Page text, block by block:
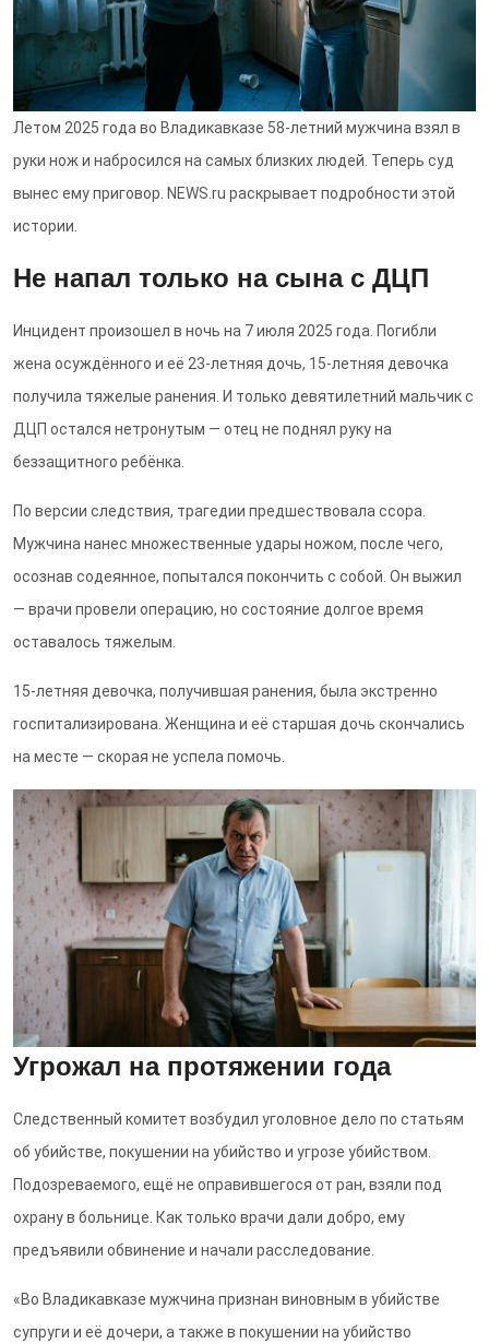
Летом 2025 года во Владикавказе 58-летний мужчина взял в
руки нож и набросился на самых близких людей. Теперь суд
вынес ему приговор. NEWS.ru раскрывает подробности этой
истории.
Не напал только на сына с ДЦП
Инцидент произошел в ночь на 7 июля 2025 года. Погибли
жена осуждённого и её 23-летняя дочь, 15-летняя девочка
получила тяжелые ранения. И только девятилетний мальчик с
ДЦП остался нетронутым — отец не поднял руку на
беззащитного ребёнка.
По версии следствия, трагедии предшествовала ссора.
Мужчина нанес множественные удары ножом, после чего,
осознав содеянное, попытался покончить с собой. Он выжил
— врачи провели операцию, но состояние долгое время
оставалось тяжелым.
15-летняя девочка, получившая ранения, была экстренно
госпитализирована. Женщина и её старшая дочь скончались
на месте — скорая не успела помочь.
Угрожал на протяжении года
Следственный комитет возбудил уголовное дело по статьям
об убийстве, покушении на убийство и угрозе убийством.
Подозреваемого, ещё не оправившегося от ран, взяли под
охрану в больнице. Как только врачи дали добро, ему
предъявили обвинение и начали расследование.
«Во Владикавказе мужчина признан виновным в убийстве
супруги и её дочери, а также в покушении на убийство